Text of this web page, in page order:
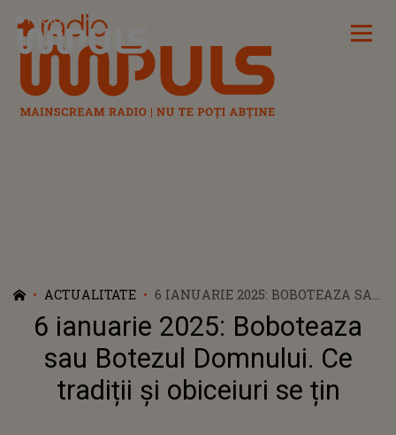
Radio Impuls
ACTUALITATE
6 IANUARIE 2025: BOBOTEAZA SAU
BOTEZUL DOMNULUI. CE TRADIȚII
ȘI OBICEIURI SE ȚIN
6 ianuarie 2025: Boboteaza
sau Botezul Domnului. Ce
tradiții și obiceiuri se țin